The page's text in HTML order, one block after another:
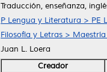
Traducción, enseñanza,
P Lengua y Literatura > PE
Filosofía y Letras >
Juan L. Loera
Creador